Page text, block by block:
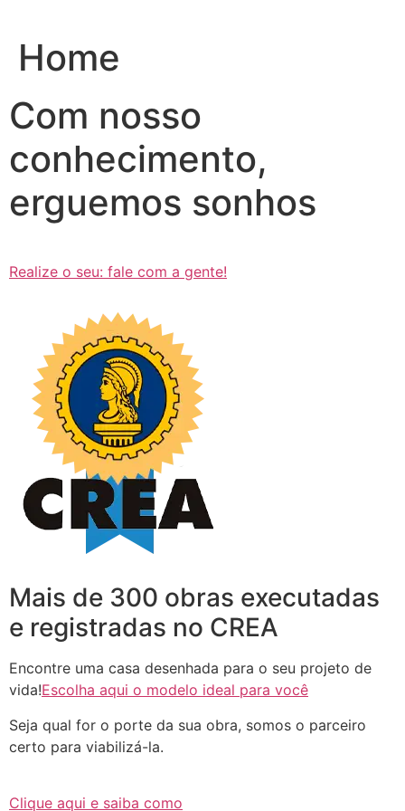
conteúdo
Home
Com nosso
conhecimento,
erguemos sonhos
Realize o seu: fale com a gente!
Mais de 300 obras executadas
e registradas no CREA
Encontre uma casa desenhada para o seu projeto de
vida!Escolha aqui o modelo ideal para você
Seja qual for o porte da sua obra, somos o parceiro
certo para viabilizá-la.
Clique aqui e saiba como